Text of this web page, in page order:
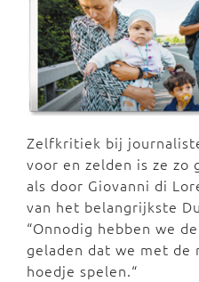
Zelfkritiek bij
voor en zelden is ze zo
als door Giovanni di
van het belangrijkste
“Onnodig hebben we
geladen dat we met de
hoedje spelen.“